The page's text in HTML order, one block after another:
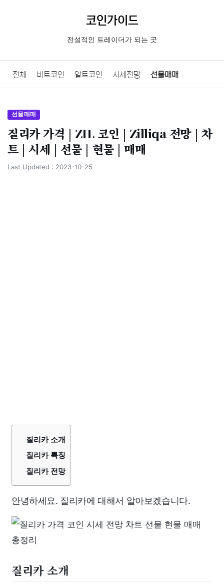
코인가이드
전설적인 트레이더가 되는 곳
전체 비트코인 알트코인 시세전망 선물매매
선물매매
질리카 가격 | ZIL 코인 | Zilliqa 전망 | 차
트 | 시세 | 선물 | 현물 | 매매
Last Updated : 2023-10-25
질리카 소개
질리카 특징
질리카 전망
안녕하세요. 질리카에 대해서 알아보겠습니다.
질리카 소개